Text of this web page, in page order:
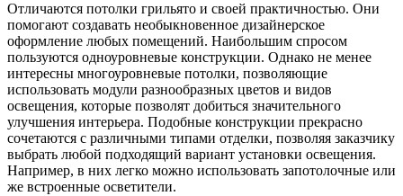
Отличаются потолки грильято и своей практичностью. Они
помогают создавать необыкновенное дизайнерское
оформление любых помещений. Наибольшим спросом
пользуются одноуровневые конструкции. Однако не менее
интересны многоуровневые потолки, позволяющие
использовать модули разнообразных цветов и видов
освещения, которые позволят добиться значительного
улучшения интерьера. Подобные конструкции прекрасно
сочетаются с различными типами отделки, позволяя заказчику
выбрать любой подходящий вариант установки освещения.
Например, в них легко можно использовать запотолочные или
же встроенные осветители.